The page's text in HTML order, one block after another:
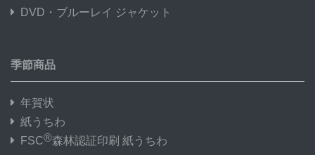
DVD・ブルーレイ ジャケット
季節商品
年賀状
紙うちわ
FSC®森林認証印刷 紙うちわ